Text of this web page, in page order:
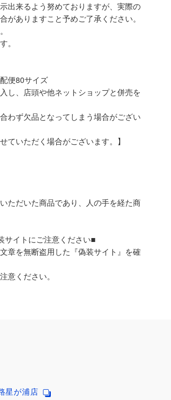
出来るよう努めておりますが、実際の
ありますこと予めご了承ください。
。
便80サイズ
し、店頭や他ネットショップと併売を
わず欠品となってしまう場合がござい
ていただく場合がございます。】
ただいた商品であり、人の手を経た商
サイトにご注意ください■
章を無断盗用した『偽装サイト』を確
意ください。
星が浦店